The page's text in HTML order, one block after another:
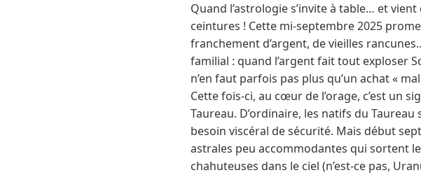
Quand l’astrologie s’invite à table… et
ceintures ! Cette mi-septembre 2025
franchement d’argent, de vieilles
familial : quand l’argent fait tout exploser
n’en faut parfois pas plus qu’un achat «
Cette fois-ci, au cœur de l’orage, c’est un
Taureau. D’ordinaire, les natifs du
besoin viscéral de sécurité. Mais début
astrales peu accommodantes qui sortent
chahuteuses dans le ciel (n’est-ce pas,